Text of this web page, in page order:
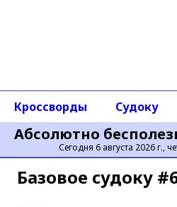
Абсолютно
Сегодня 6 августа 2026 г.,
Кроссворды Судоку
Базовое cудоку